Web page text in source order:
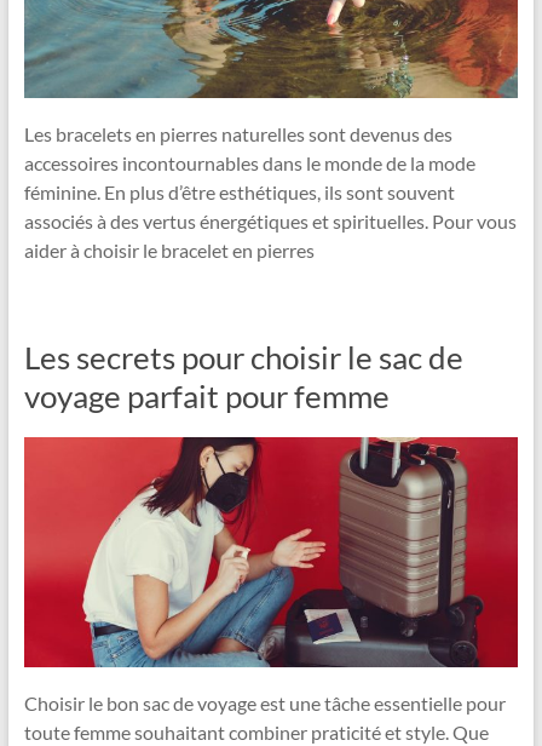
Les bracelets en pierres naturelles sont devenus des
accessoires incontournables dans le monde de la mode
féminine. En plus d’être esthétiques, ils sont souvent
associés à des vertus énergétiques et spirituelles. Pour vous
aider à choisir le bracelet en pierres
Les secrets pour choisir le sac de
voyage parfait pour femme
Choisir le bon sac de voyage est une tâche essentielle pour
toute femme souhaitant combiner praticité et style. Que